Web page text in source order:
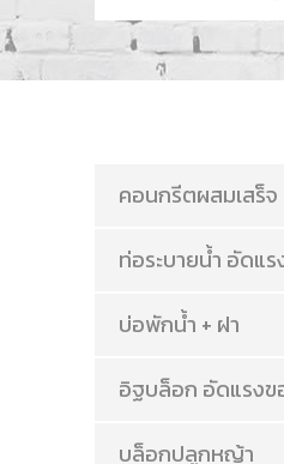
คอนกรีตผสมเสร็จ
ท่อระบายน้ำ อัดแ
บ่อพักน้ำ + ฝา
อิฐบล็อก อัดแรง
บล็อกปลูกหญ้า